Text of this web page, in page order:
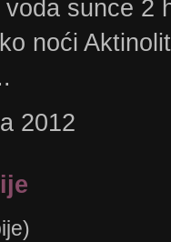
sunce 2
noći
2012